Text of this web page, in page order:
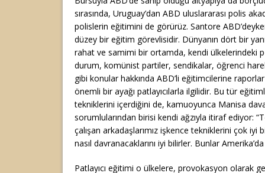
sırasında, Uruguay’dan ABD uluslararası polis
polislerin eğitimini de görürüz. Santore
düzey bir eğitim görevlisidir. Dünyanın dört bir
rahat ve samimi bir ortamda, kendi ülkelerindeki
durum, komünist partiler, sendikalar, öğrenci
gibi konular hakkında ABD’li eğitimcilerine
önemli bir ayağı patlayıcılarla ilgilidir. Bu tür
tekniklerini içerdiğini de, kamuoyunca Manisa
sorumlularından birisi kendi ağzıyla itiraf ediyor:
çalışan arkadaşlarımız işkence tekniklerini çok iyi
nasıl davranacaklarını iyi bilirler. Bunlar
Patlayıcı eğitimi o ülkelere, provokasyon olarak